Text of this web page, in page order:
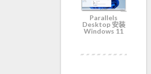
Parallels
Desktop 安装
Windows 11